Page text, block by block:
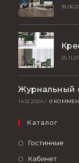
Журнальный
14.12.2024 / 0
Каталог
Гостинные
Кабинет